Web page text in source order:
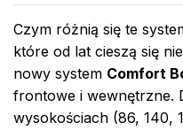
Czym różnią się te
które od lat cieszą się
nowy system Comfort
frontowe i wewnętrzne.
wysokościach (86, 140,